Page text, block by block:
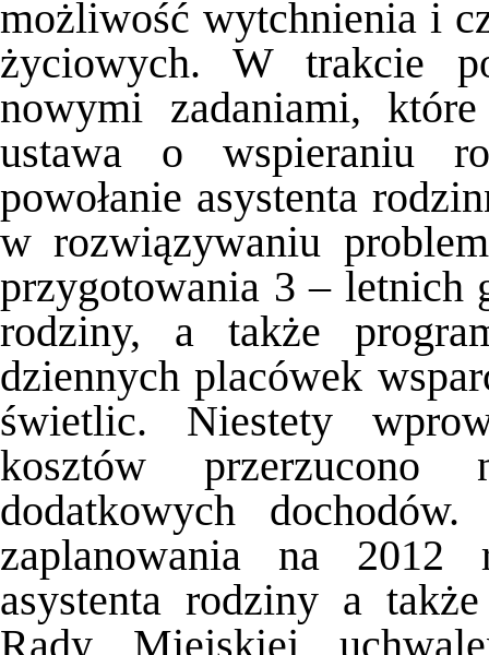
możliwość wytchnienia i
życiowych. W trakcie
nowymi zadaniami,
ustawa o wspieraniu
powołanie asystenta
w rozwiązywaniu
przygotowania 3 – letnich
rodziny, a także
dziennych placówek
świetlic. Niestety
kosztów
dodatkowych
zaplanowania na 2012
asystenta rodziny a
Rady Miejskiej